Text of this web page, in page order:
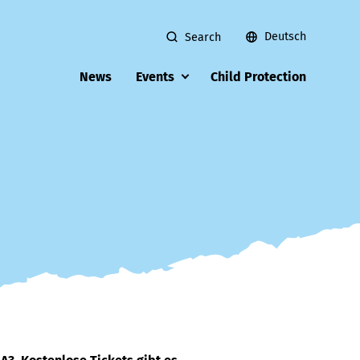
News Events Child Protection
Search Deutsch